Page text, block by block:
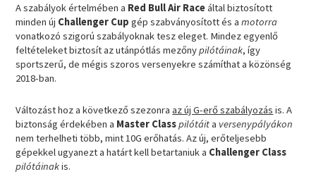
A szabályok értelmében a Red Bull Air Raceáltal biztosított
minden új Challenger Cup gép szabványosított és amotorra
vonatkozó szigorú szabályoknak tesz eleget. Mindez egyenlő
feltételeket biztosít az utánpótlás mezőnypilótáinak, így
sportszerű, de mégis szoros versenyekre számíthat a közönség
2018-ban.
Változást hoz a következő szezonraaz új G-erő szabályozás is. A
biztonság érdekében a Master Classpilótáita versenypályákon
nem terhelheti több, mint 10G erőhatás. Az új, erőteljesebb
gépekkel ugyanezt a határt kell betartaniuk a Challenger Class
pilótáinakis.